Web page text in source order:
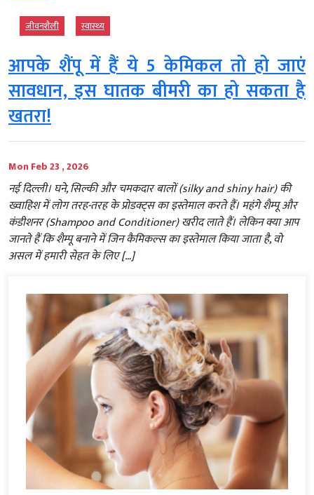
जीवनशैली स्‍वास्‍थ्‍य
आपके शैंपू में हैं ये 5 केमिकल तो हो जाएं
सावधान, इस घातक बीमरी का हो सकता है
खतरा!
Mon Feb 23 , 2026
नई दिल्ली। घने, सिल्की और चमकदार बालों (silky and shiny hair) की
ख्वाहिश में लोग तरह-तरह के प्रोडक्ट्स का इस्तेमाल करते हैं। महंगे शैम्पू और
कंडीशनर (Shampoo and Conditioner) खरीद लाते हैं। लेकिन क्या आप
जानते हैं कि शैम्पू बनाने में जिन कैमिकल्स का इस्तेमाल किया जाता है, वो
असल में हमारी सेहत के लिए […]